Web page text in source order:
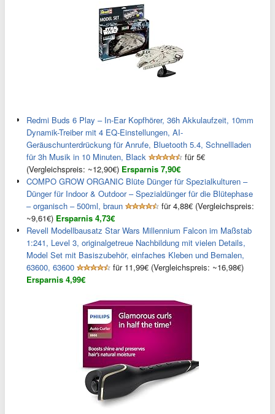
Redmi Buds 6 Play – In-Ear Kopfhörer, 36h Akkulaufzeit, 10mm
Dynamik-Treiber mit 4 EQ-Einstellungen, AI-
Geräuschunterdrückung für Anrufe, Bluetooth 5.4, Schnellladen
für 3h Musik in 10 Minuten, Black
für 5€
(Vergleichspreis: ~12,90€) Ersparnis 7,90€
COMPO GROW ORGANIC Blüte Dünger für Spezialkulturen –
Dünger für Indoor & Outdoor – Spezialdünger für die Blütephase
– organisch – 500ml, braun
für 4,88€ (Vergleichspreis:
~9,61€) Ersparnis 4,73€
Revell Modellbausatz Star Wars Millennium Falcon im Maßstab
1:241, Level 3, originalgetreue Nachbildung mit vielen Details,
Model Set mit Basiszubehör, einfaches Kleben und Bemalen,
63600, 63600
für 11,99€ (Vergleichspreis: ~16,98€)
Ersparnis 4,99€